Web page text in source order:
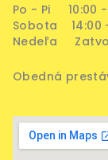
Po - Pi 10:00 -
Sobota 14:00
Nedeľa
Obedná